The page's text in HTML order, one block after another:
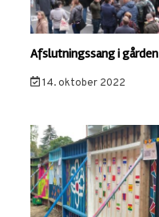
Afslutningssang i gården
14. oktober 2022